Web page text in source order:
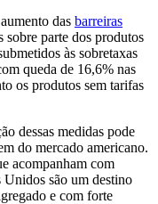
das barreiras
sobre parte dos produtos
às sobretaxas
queda de 16,6% nas
os produtos sem tarifas
dessas medidas pode
do mercado americano.
acompanham com
Unidos são um destino
e com forte